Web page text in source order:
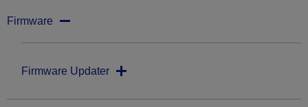
Firmware
Firmware Updater